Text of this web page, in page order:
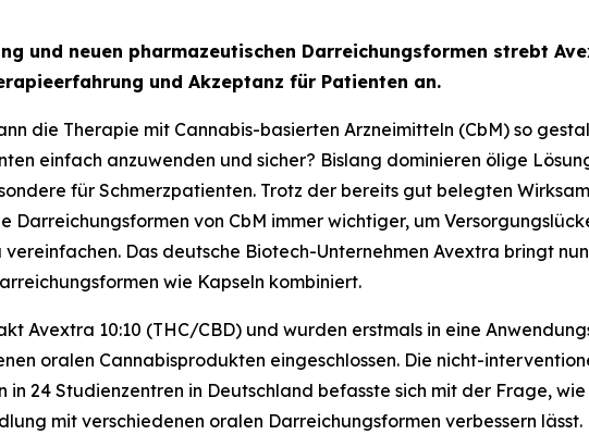
und neuen pharmazeutischen Darreichungsformen strebt
und Akzeptanz für Patienten an.
die Therapie mit Cannabis-basierten Arzneimitteln (CbM) so
einfach anzuwenden und sicher? Bislang dominieren ölige
für Schmerzpatienten. Trotz der bereits gut belegten
von CbM immer wichtiger, um
Das deutsche Biotech-Unternehmen Avextra bringt
wie Kapseln kombiniert.
Avextra 10:10 (THC/CBD) und wurden erstmals in eine
oralen Cannabisprodukten eingeschlossen. Die nicht-
24 Studienzentren in Deutschland befasste sich mit der Frage,
mit verschiedenen oralen Darreichungsformen verbessern